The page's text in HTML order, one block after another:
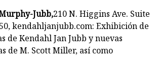
Jubb,210 N. Higgins Ave. Suite
kendahljanjubb.com: Exhibición de
de Kendahl Jan Jubb y nuevas
de M. Scott Miller, así como